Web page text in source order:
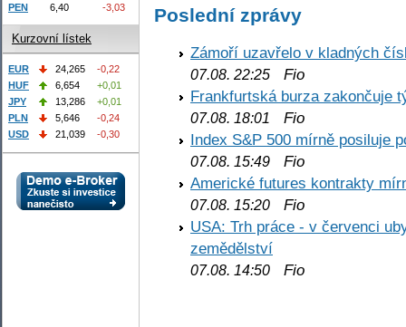
Poslední zprávy
Zámoří uzavřelo v kladných
07.08. 22:25 Fio
Frankfurtská burza zakončuje
07.08. 18:01
Fio
Index S&P 500 mírně posiluje
07.08. 15:49 Fio
Americké futures kontrakty
07.08. 15:20 Fio
USA: Trh práce - v červenci
zemědělství
07.08. 14:50 Fio
PEN
6,40 -3,03
Kurzovní lístek
EUR 24,265
-0,22
HUF
6,654
+0,01
JPY
13,286
+0,01
PLN
5,646
-0,24
USD
21,039 -0,30